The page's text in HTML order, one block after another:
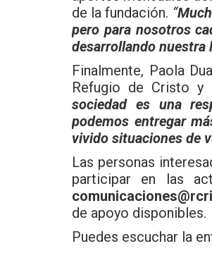
de la fundación. “
pero para nosotros
desarrollando nuestra
Finalmente, Paola
Refugio de Cristo y
sociedad es una
podemos entregar
vivido situaciones de
Las personas
participar en las
de apoyo disponibles.
Puedes escuchar la